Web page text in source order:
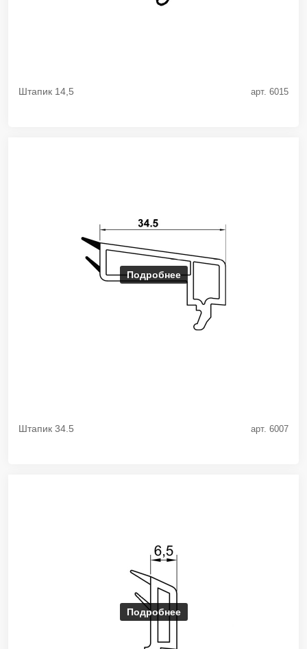
Штапик 14,5 арт. 6015
Подробнее
Штапик 34.5 арт. 6007
Подробнее